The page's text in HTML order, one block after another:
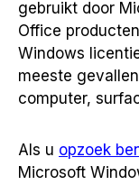
gebruikt door
Office
Windows
meeste
computer,
Als u opzoek
Microsoft